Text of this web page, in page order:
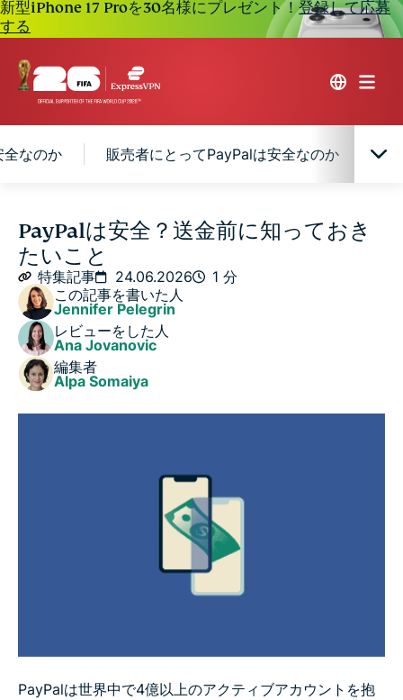
新型iPhone 17 Proを30名様にプレゼント！登録して応募
する
全なのか 販売者にとってPayPalは安全なのか よ
PayPalとは？その仕組みを解説
PayPalのセキュリティ機能
PayPalのプライバシーとデータの取り扱い
購入者にとってPayPalは安全なのか
よくあるPayPal詐欺
PayPalを安全に利用する方法
PayPalは安全？送金前に知っておき
たいこと
特集記事 24.06.2026
1 分
この記事を書いた人
Jennifer Pelegrin
レビューをした人
Ana Jovanovic
編集者
Alpa Somaiya
PayPalは世界中で4億以上のアクティブアカウントを抱